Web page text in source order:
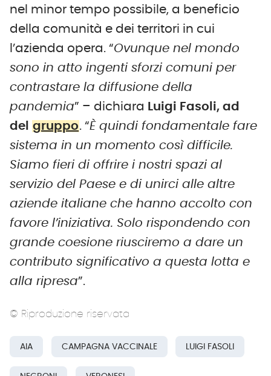
nel minor tempo possibile, a beneficio
della comunità e dei territori in cui
l’azienda opera. “Ovunque nel mondo
sono in atto ingenti sforzi comuni per
contrastare la diffusione della
pandemia” – dichiara Luigi Fasoli, ad
del gruppo. “È quindi fondamentale fare
sistema in un momento così difficile.
Siamo fieri di offrire i nostri spazi al
servizio del Paese e di unirci alle altre
aziende italiane che hanno accolto con
favore l’iniziativa. Solo rispondendo con
grande coesione riusciremo a dare un
contributo significativo a questa lotta e
alla ripresa”.
© Riproduzione riservata
AIA CAMPAGNA VACCINALE LUIGI FASOLI